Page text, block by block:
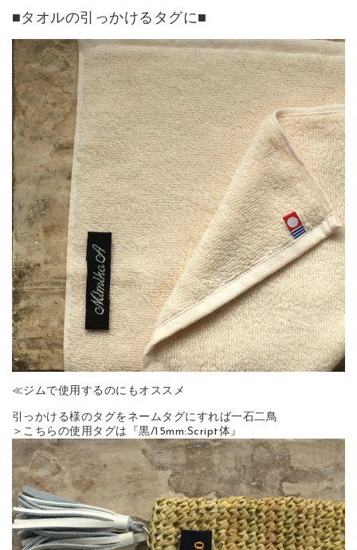
■タオルの引っかけるタグに■
≪ジムで使用するのにもオススメ
引っかける様のタグをネームタグにすれば一石二鳥
＞こちらの使用タグは『黒/15mm:Script体』